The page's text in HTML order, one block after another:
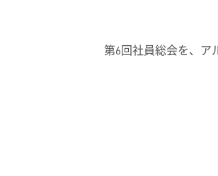
第6回社員総会を、ア